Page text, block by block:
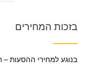
בזכות המחירים
בנוגע למחירי ההסעות –